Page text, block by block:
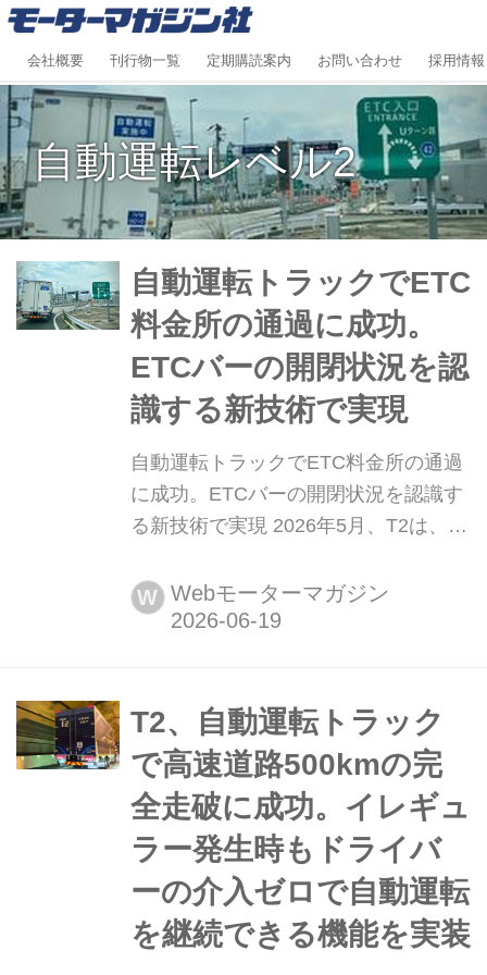
会社概要 刊行物一覧 定期購読案内 お問い合わせ 採用情報
自動運転レベル2
自動運転トラックでETC
料金所の通過に成功。
ETCバーの開閉状況を認
識する新技術で実現
自動運転トラックでETC料金所の通過
に成功。ETCバーの開閉状況を認識す
る新技術で実現 2026年5月、T2は、国
ムを搭載したトラックによる高速道路
料金所の自動通行実験に成功した。
W Webモーターマガジン
T2、自動運転トラック
で高速道路500kmの完
全走破に成功。イレギュ
ラー発生時もドライバ
ーの介入ゼロで自動運転
を継続できる機能を実装